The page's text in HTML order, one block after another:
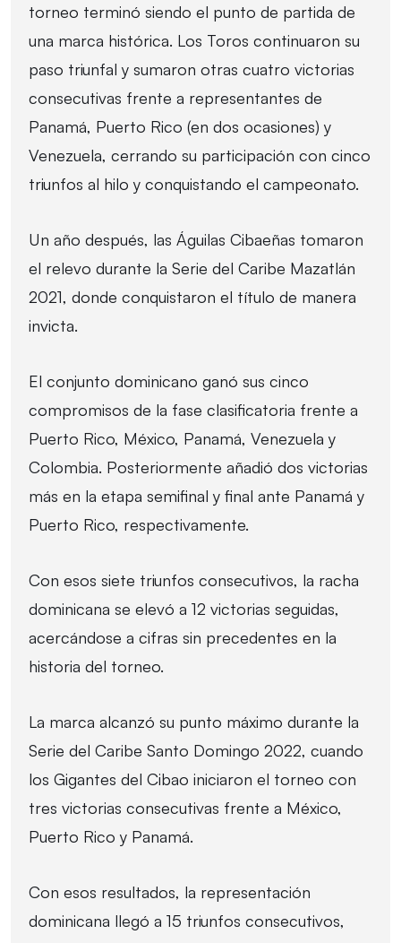
torneo terminó siendo el punto de partida de
una marca histórica. Los Toros continuaron su
paso triunfal y sumaron otras cuatro victorias
consecutivas frente a representantes de
Panamá, Puerto Rico (en dos ocasiones) y
Venezuela, cerrando su participación con cinco
triunfos al hilo y conquistando el campeonato.
Un año después, las Águilas Cibaeñas tomaron
el relevo durante la Serie del Caribe Mazatlán
2021, donde conquistaron el título de manera
invicta.
El conjunto dominicano ganó sus cinco
compromisos de la fase clasificatoria frente a
Puerto Rico, México, Panamá, Venezuela y
Colombia. Posteriormente añadió dos victorias
más en la etapa semifinal y final ante Panamá y
Puerto Rico, respectivamente.
Con esos siete triunfos consecutivos, la racha
dominicana se elevó a 12 victorias seguidas,
acercándose a cifras sin precedentes en la
historia del torneo.
La marca alcanzó su punto máximo durante la
Serie del Caribe Santo Domingo 2022, cuando
los Gigantes del Cibao iniciaron el torneo con
tres victorias consecutivas frente a México,
Puerto Rico y Panamá.
Con esos resultados, la representación
dominicana llegó a 15 triunfos consecutivos,